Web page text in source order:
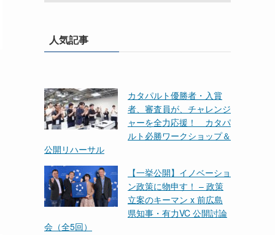
人気記事
カタパルト優勝者・入賞
者、審査員が、チャレンジ
ャーを全力応援！ カタパ
ルト必勝ワークショップ＆
公開リハーサル
【一挙公開】イノベーショ
ン政策に物申す！ – 政策
立案のキーマン x 前広島
県知事・有力VC 公開討論
会（全5回）